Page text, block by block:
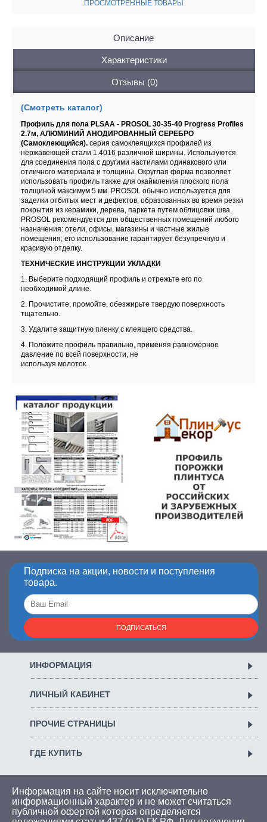
ПРОСМОТРЕННЫЕ ТОВАРЫ
Описание
Характеристики
Отзывы (0)
(Смотреть каталог)
Профиль для пола PLSAA - PROSOL 30-35-40 Progress Profiles
2.7м, АЛЮМИНИЙ АНОДИРОВАННЫЙ СЕРЕБРО
(Самоклеющийся). серия самоклеящихся профилей из
нержавеющей стали 1.4016 различной ширины. Используются
для соединения пола с другими настилами одинакового или
отличного материала и толщины. Округлая форма позволяет
использовать профиль также для окаймления плоского пола
толщиной максимум 5 мм. PROSOL обычно используется для
заделки отбитых мест и дефектов, образованных во время резки
покрытия из керамики, дерева, паркета путем облицовки шва.
PROSOL рекомендуется для общественных помещений любого
назначения: отели, офисы, магазины и частные жилые
помещения; его использование гарантирует безупречную и
красивую отделку.
ТЕХНИЧЕСКИЕ ИНСТРУКЦИИ УКЛАДКИ
1. Выберите подходящий профиль и отрежьте его по
необходимой длине.
2. Прочистите, промойте, обезжирьте твердую поверхность
тщательно.
3. Удалите защитную пленку с клеящего средства.
4. Положите профиль правильно, применяя равномерное
давление по всей поверхности, не
используя молоток.
Подписка на акции, новости и поступления
товара.
ПОДПИСАТЬСЯ
ИНФОРМАЦИЯ
ЛИЧНЫЙ КАБИНЕТ
ПРОЧИЕ СТРАНИЦЫ
ГДЕ КУПИТЬ
Информация на сайте носит исключительно
информационный характер и не может считаться
публичной офертой которая определяется